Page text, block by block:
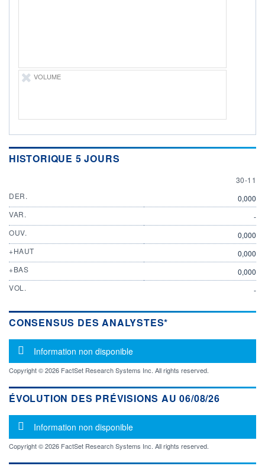
VOLUME
HISTORIQUE 5 JOURS
30
30-11
DER.
0,000
VAR.
-
OUV.
0,000
+HAUT
0,000
+BAS
0,000
VOL.
-
CONSENSUS DES ANALYSTES*
Message d'information
Information non disponible
Copyright © 2026 FactSet Research Systems Inc. All rights reserved.
ÉVOLUTION DES PRÉVISIONS AU 06/08/26
Message d'information
Information non disponible
Copyright © 2026 FactSet Research Systems Inc. All rights reserved.